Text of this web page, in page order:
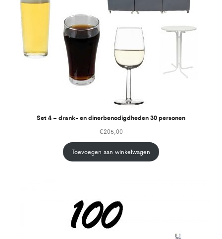
Set 4 – drank- en dinerbenodigdheden 30 personen
€205,00
Toevoegen aan winkelwagen